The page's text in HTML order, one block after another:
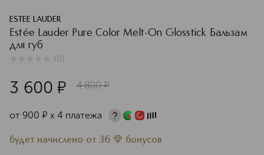
ESTEE LAUDER
Estée Lauder Pure Color Melt-On Glosstick Бальзам
для губ
(0)
3 600 ¤ 4 800 ¤
от 900 ¤ х 4 платежа
будет начислено от 36 бонусов